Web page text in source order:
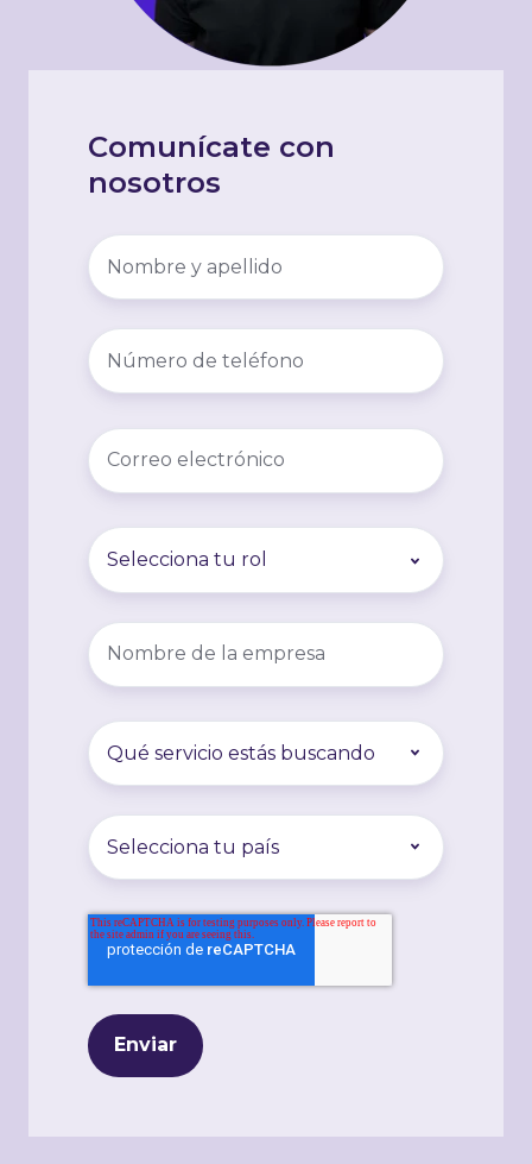
Comunícate con
nosotros
Nombre
y
apellido*
Número
de
teléfono*
Correo
Puesto
Nombre
de
empresa*
Servicio
País
o
región*